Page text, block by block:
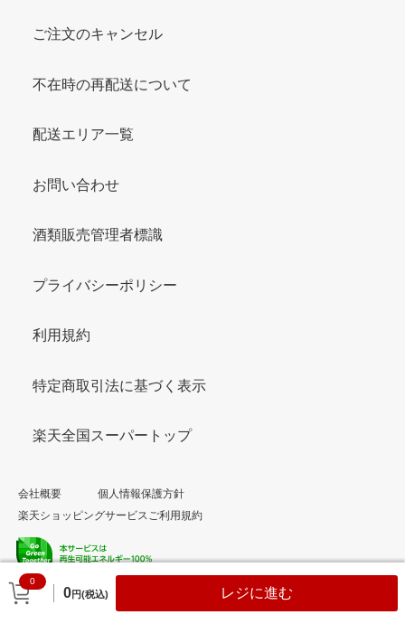
0
0円(税込) レジに進む
ご注文のキャンセル
不在時の再配送について
配送エリア一覧
お問い合わせ
酒類販売管理者標識
プライバシーポリシー
利用規約
特定商取引法に基づく表示
楽天全国スーパートップ
会社概要
個人情報保護方針
楽天ショッピングサービスご利用規約
© Rakuten Group, Inc.